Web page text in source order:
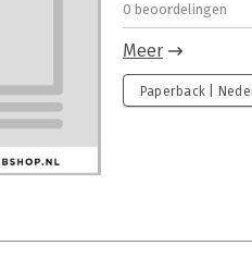
0 beoordelingen
Meer
Paperback |